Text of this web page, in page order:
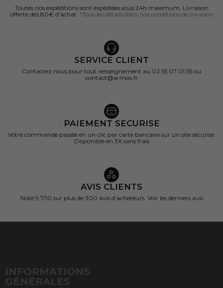
Toutes nos expéditions sont expédiées sous 24h maximum. Livraison
offerte dès 80€ d’achat. *Tous les détails dans nos conditions de livraison
SERVICE CLIENT
Contactez nous pour tout renseignement au 02 55 07 01 55 ou
contact@armos.fr
PAIEMENT SECURISE
Votre commande passée en un clic par carte bancaire sur un site sécurisé.
Disponible en 3X sans frais
AVIS CLIENTS
Noté 9,7/10 sur plus de 300 avis d’acheteurs. Voir les derniers avis
INFORMATIONS
GÉNÉRALES